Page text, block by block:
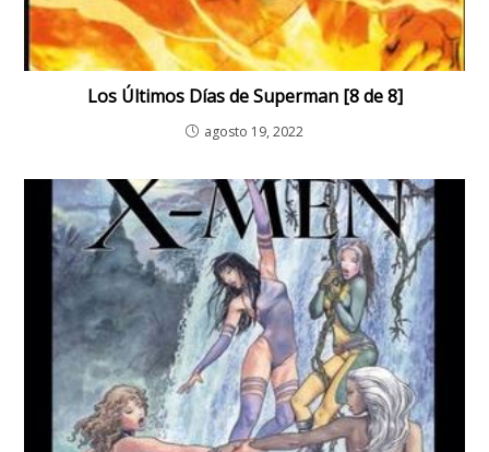
Los Últimos Días de Superman [8 de 8]
agosto 19, 2022